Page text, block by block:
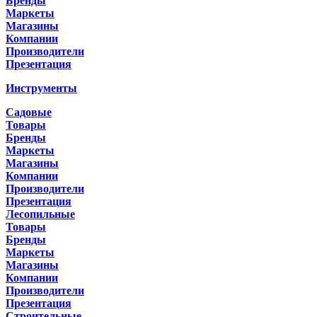
Маркеты
Магазины
Компании
Производители
Презентация
Инструменты
Садовые
Товары
Бренды
Маркеты
Магазины
Компании
Производители
Презентация
Лесопильные
Товары
Бренды
Маркеты
Магазины
Компании
Производители
Презентация